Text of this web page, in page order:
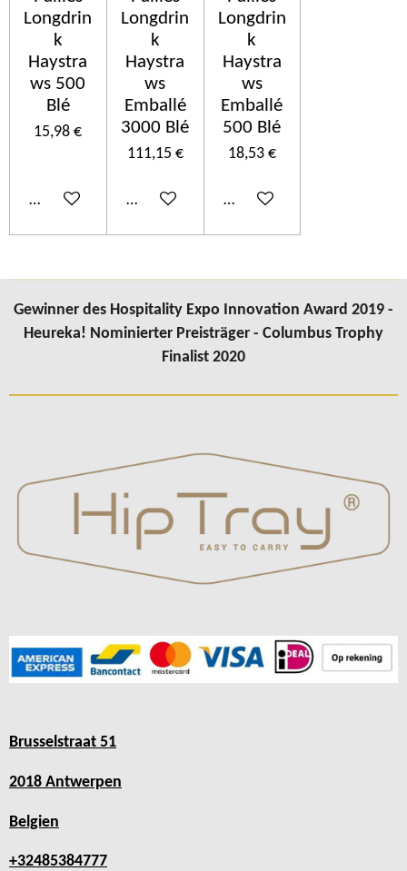
Longdrin
k
Haystra
ws 500
Blé
15,98 €
In den Warenkorb
Longdrin
k
Haystra
ws
Emballé
3000 Blé
111,15 €
In den Warenkorb
Longdrin
k
Haystra
ws
Emballé
500 Blé
18,53 €
In den Warenkorb
Gewinner des Hospitality Expo Innovation Award 2019 -
Heureka! Nominierter Preisträger - Columbus Trophy
Finalist 2020
Brusselstraat 51
2018 Antwerpen
Belgien
+32485384777